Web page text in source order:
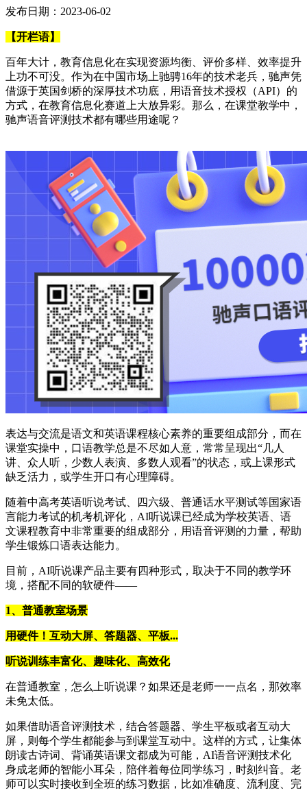
发布日期：2023-06-02
【开栏语】
百年大计，教育信息化在实现资源均衡、评价多样、效率提升
上功不可没。作为在中国市场上驰骋16年的技术老兵，驰声凭
借源于英国剑桥的深厚技术功底，用语音技术授权（API）的
方式，在教育信息化赛道上大放异彩。那么，在课堂教学中，
驰声语音评测技术都有哪些用途呢？
表达与交流是语文和英语课程核心素养的重要组成部分，而在
课堂实操中，口语教学总是不尽如人意，常常呈现出“几人
讲、众人听，少数人表演、多数人观看”的状态，或上课形式
缺乏活力，或学生开口有心理障碍。
随着中高考英语听说考试、四六级、普通话水平测试等国家语
言能力考试的机考机评化，AI听说课已经成为学校英语、语
文课程教育中非常重要的组成部分，用语音评测的力量，帮助
学生锻炼口语表达能力。
目前，AI听说课产品主要有四种形式，取决于不同的教学环
境，搭配不同的软硬件——
1、普通教室场景
用硬件！互动大屏、答题器、平板...
听说训练丰富化、趣味化、高效化
在普通教室，怎么上听说课？如果还是老师一一点名，那效率
未免太低。
如果借助语音评测技术，结合答题器、学生平板或者互动大
屏，则每个学生都能参与到课堂互动中。这样的方式，让集体
朗读古诗词、背诵英语课文都成为可能，AI语音评测技术化
身成老师的智能小耳朵，陪伴着每位同学练习，时刻纠音。老
师可以实时接收到全班的练习数据，比如准确度、流利度、完